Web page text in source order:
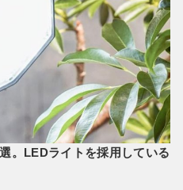
。LEDライトを採用している